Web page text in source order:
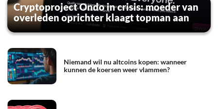
Cryptoproject Ondo in crisis: moeder van
overleden oprichter klaagt topman aan
Niemand wil nu altcoins kopen: wanneer
kunnen de koersen weer vlammen?